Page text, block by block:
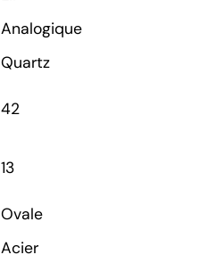
Analogique
Quartz
42
13
Ovale
Acier